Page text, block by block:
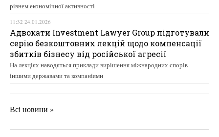
рівнем економічної активності
11:32 24.01.2026
Адвокати Investment Lawyer Group підготували
серію безкоштовних лекцій щодо компенсації
збитків бізнесу від російської агресії
На лекціях наводяться приклади вирішення міжнародних спорів
іншими державами та компаніями
Всі новини »